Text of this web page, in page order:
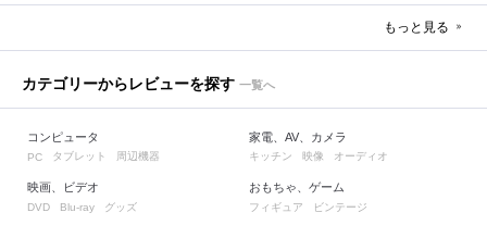
もっと見る
カテゴリーからレビューを探す 一覧へ
コンピュータ
PC タブレット 周辺機器
映画、ビデオ
DVD Blu-ray グッズ
家電、AV、カメラ
キッチン 映像 オーディオ
おもちゃ、ゲーム
フィギュア ビンテージ